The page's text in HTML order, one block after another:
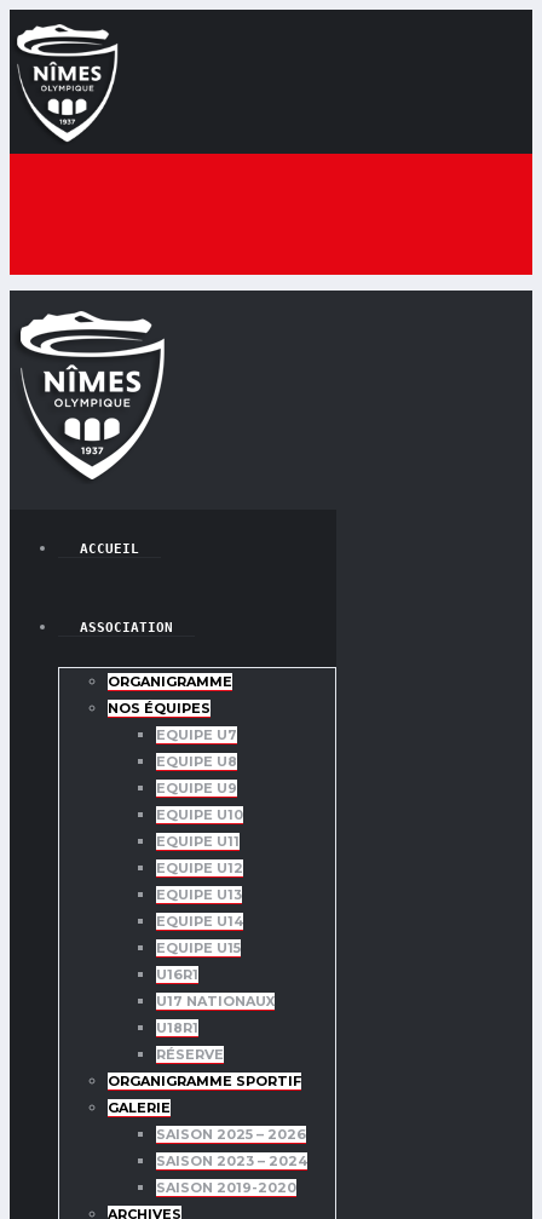
ACCUEIL
ASSOCIATION
ORGANIGRAMME
NOS ÉQUIPES
EQUIPE U7
EQUIPE U8
EQUIPE U9
EQUIPE U10
EQUIPE U11
EQUIPE U12
EQUIPE U13
EQUIPE U14
EQUIPE U15
U16R1
U17 NATIONAUX
U18R1
RÉSERVE
ORGANIGRAMME SPORTIF
GALERIE
SAISON 2025 – 2026
SAISON 2023 – 2024
SAISON 2019-2020
ARCHIVES